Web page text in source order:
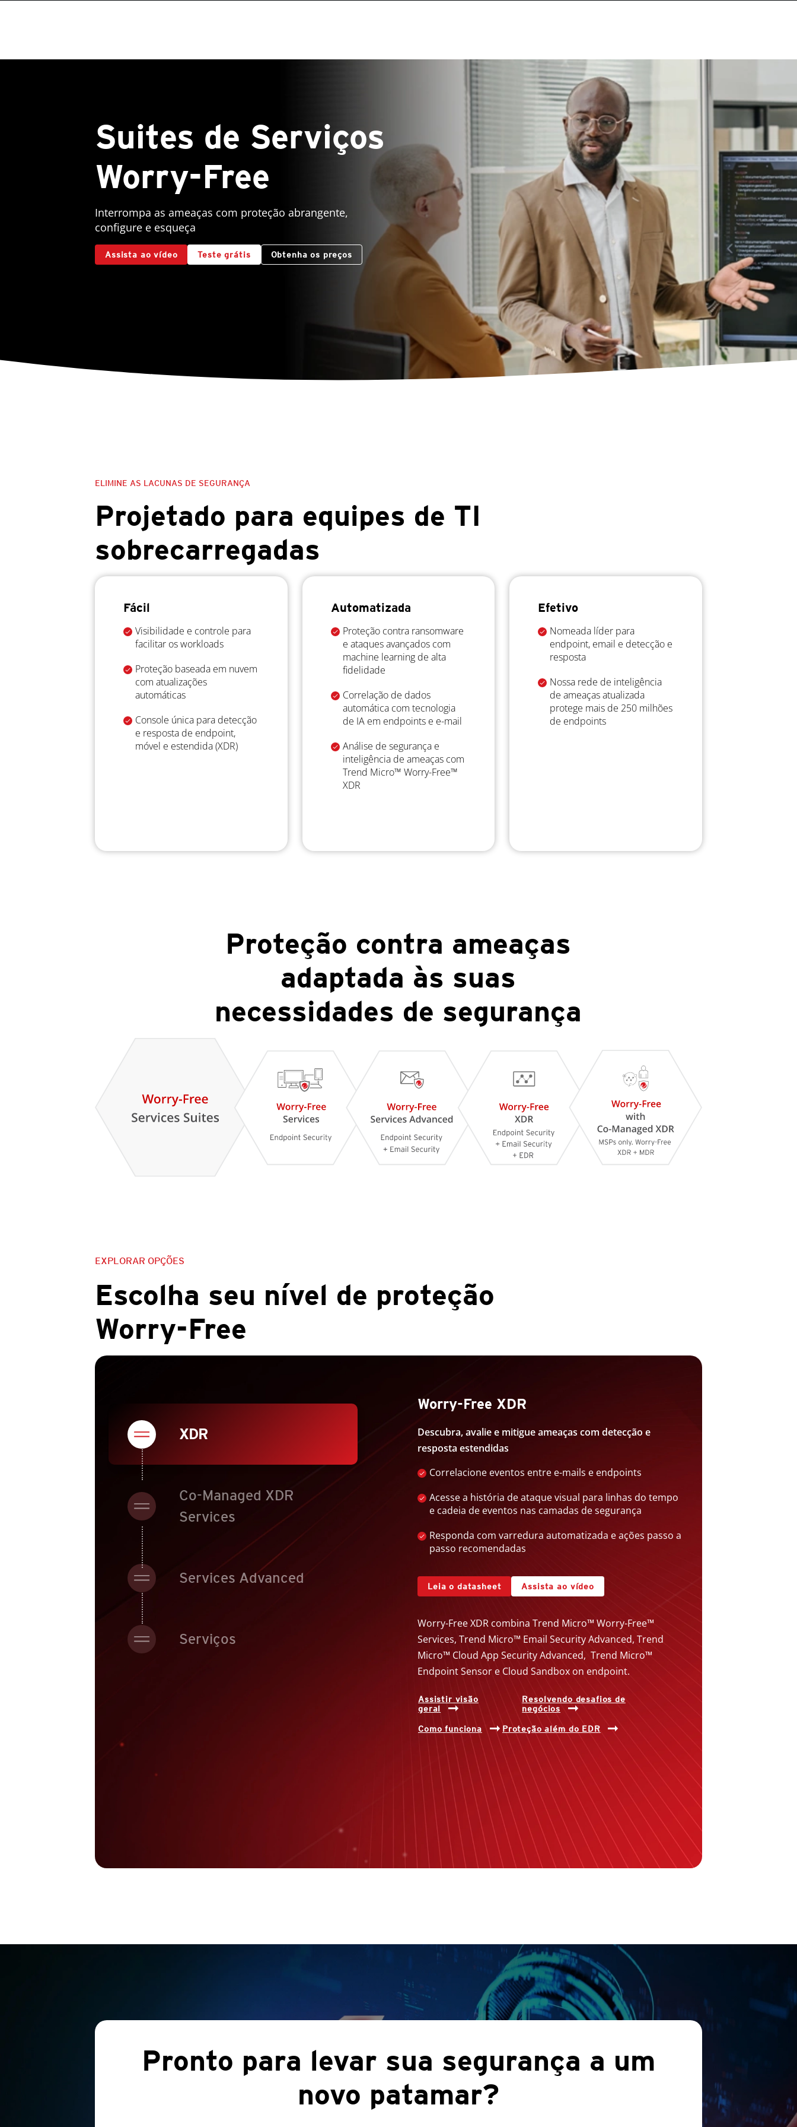
Suites de Serviços
Worry-Free
Interrompa as ameaças com proteção abrangente,
configure e esqueça
Assista ao vídeo Teste grátis Obtenha os preços
ELIMINE AS LACUNAS DE SEGURANÇA
Projetado para equipes de TI
sobrecarregadas
Fácil
Visibilidade e controle para
facilitar os workloads
Proteção baseada em nuvem
com atualizações
automáticas
Console única para detecção
e resposta de endpoint,
móvel e estendida (XDR)
Automatizada
Proteção contra ransomware
e ataques avançados com
machine learning de alta
fidelidade
Correlação de dados
automática com tecnologia
de IA em endpoints e e-mail
Análise de segurança e
inteligência de ameaças com
Trend Micro™ Worry-Free™
XDR
Efetivo
Nomeada líder para
endpoint, email e detecção e
resposta
Nossa rede de inteligência
de ameaças atualizada
protege mais de 250 milhões
de endpoints
Proteção contra ameaças
adaptada às suas
necessidades de segurança
EXPLORAR OPÇÕES
Escolha seu nível de proteção
Worry-Free
XDR
Worry-Free XDR
Descubra, avalie e mitigue ameaças com detecção e
resposta estendidas
Correlacione eventos entre e-mails e endpoints
Acesse a história de ataque visual para linhas do tempo
e cadeia de eventos nas camadas de segurança
Responda com varredura automatizada e ações passo a
passo recomendadas
Leia o datasheet Assista ao vídeo
Worry-Free XDR combina Trend Micro™ Worry-Free™
Services, Trend Micro™ Email Security Advanced, Trend
Micro™ Cloud App Security Advanced, Trend Micro™
Endpoint Sensor e Cloud Sandbox on endpoint.
Assistir visão
geral
Resolvendo desafios de
negócios
Como funciona Proteção além do EDR
Co-Managed XDR
Services
Services Advanced
Serviços
Pronto para levar sua segurança a um
novo patamar?